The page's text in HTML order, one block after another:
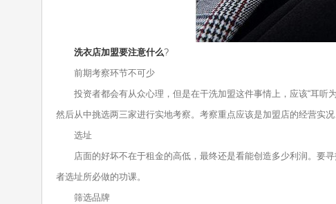
洗衣店加盟要注意什么?
前期考察环节不可少
投资者都会有从众心理，但是在干洗加盟这件事情上，应该“耳听
然后从中挑选两三家进行实地考察。考察重点应该是加盟店的经营实
选址
店面的好坏不在于租金的高低，最终还是看能创造多少利润。要寻
者选址所必做的功课。
筛选品牌